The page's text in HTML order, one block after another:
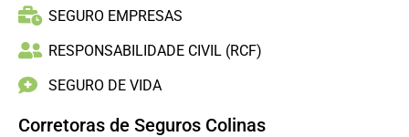
SEGURO EMPRESAS
RESPONSABILIDADE CIVIL (RCF)
SEGURO DE VIDA
Corretoras de Seguros Colinas